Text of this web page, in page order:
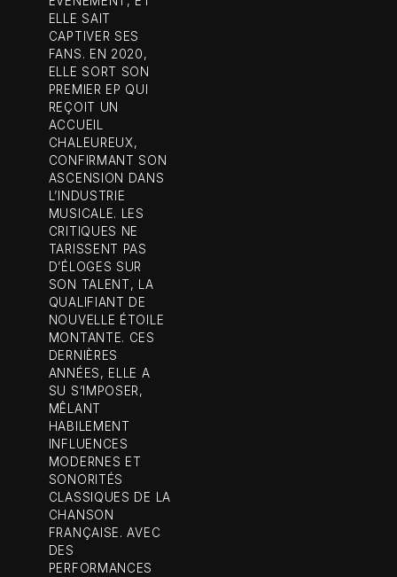
ELLE SAIT
CAPTIVER SES
FANS. EN 2020,
ELLE SORT SON
PREMIER EP QUI
REÇOIT UN
ACCUEIL
CHALEUREUX,
CONFIRMANT SON
ASCENSION DANS
L’INDUSTRIE
MUSICALE. LES
CRITIQUES NE
TARISSENT PAS
D’ÉLOGES SUR
SON TALENT, LA
QUALIFIANT DE
NOUVELLE ÉTOILE
MONTANTE. CES
DERNIÈRES
ANNÉES, ELLE A
SU S’IMPOSER,
MÊLANT
HABILEMENT
INFLUENCES
MODERNES ET
SONORITÉS
CLASSIQUES DE LA
CHANSON
FRANÇAISE. AVEC
DES
PERFORMANCES